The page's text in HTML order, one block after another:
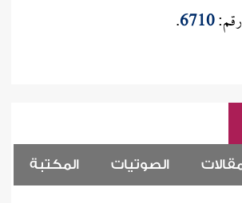
6710
.
الصوتيات المكتبة